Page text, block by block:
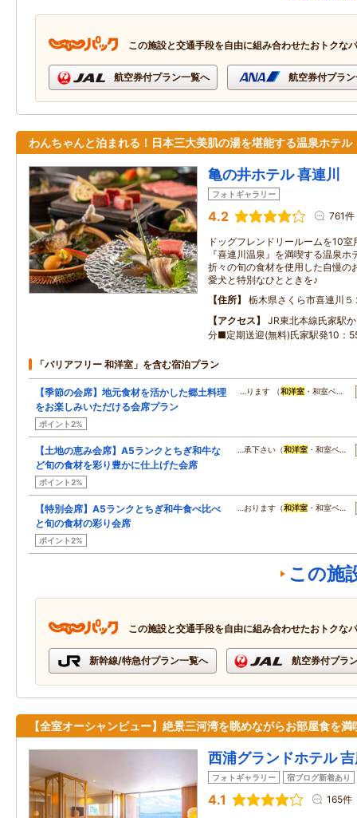
この施設と交通手段を自由に組み合わせたおトクな
航空券付プラン一覧へ 航空券付プラ
わんちゃんと泊まれる！日本三大美肌の湯を堪能する温泉ホテル
亀の井ホテル 喜連川
フォトギャラリー
4.2 761件
ドッグフレンドリールームを10
『喜連川温泉』を満喫する温泉
折々の旬の食材を使用した自慢の
愛犬と特別なひとときを♪
住所
栃木県さくら市喜連川５
アクセス
JR東北本線氏家駅
分■定期送迎(無料)氏家駅発10：
「バリアフリー 和洋室」を含む宿泊プラン
【季節の会席】地元食材を活かした郷土料理
をお楽しみいただける会席プラン
ポイント2%
…ります （和洋室 ・和室ベ…
【土地の恵み会席】A5ランクとちぎ和牛な
ど旬の食材を彩り豊かに仕上げた会席
ポイント2%
…承下さい（和洋室 ・和室ベ…
【特別会席】A5ランクとちぎ和牛食べ比べ
と旬の食材の彩り会席
ポイント2%
…おります（和洋室 ・和室ベ…
この施
この施設と交通手段を自由に組み合わせたおトクな
新幹線/特急付プラン一覧へ 航空券付プラ
【全室オーシャンビュー】絶景三河湾を眺めながらお部屋食を満
西浦グランドホテル
フォトギャラリー 宿ブログ新着あり
4.1 165件